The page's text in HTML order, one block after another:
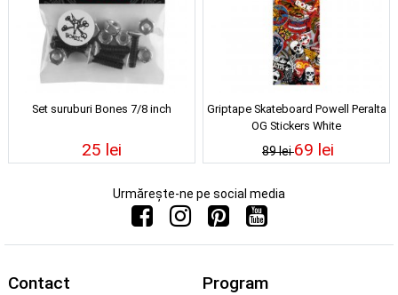
Set suruburi Bones 7/8 inch
25 lei
Griptape Skateboard Powell Peralta
OG Stickers White
89 lei69 lei
Urmărește-ne pe social media
Contact Program